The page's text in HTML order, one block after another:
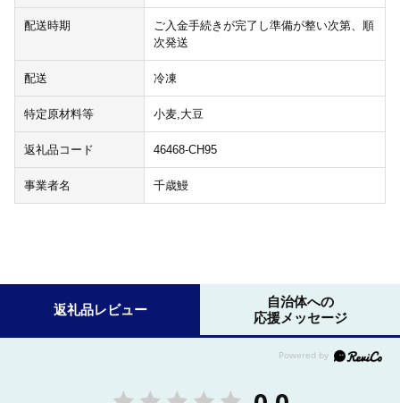
配送時期
ご入金手続きが完了し準備が整い次第、順
次発送
配送 冷凍
特定原材料等 小麦,大豆
返礼品コード 46468-CH95
事業者名 千歳鰻
返礼品レビュー
自治体への
応援メッセージ